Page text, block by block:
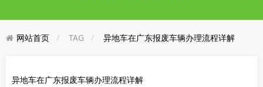
网站首页 TAG 异地车在广东报废车辆办理流程详解
异地车在广东报废车辆办理流程详解